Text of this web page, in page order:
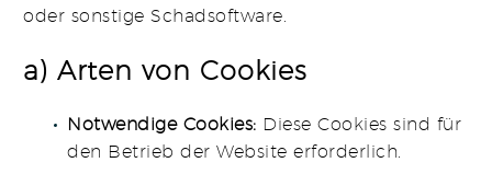
oder sonstige Schadsoftware.
a) Arten von Cookies
Notwendige Cookies: Diese Cookies sind für
den Betrieb der Website erforderlich.